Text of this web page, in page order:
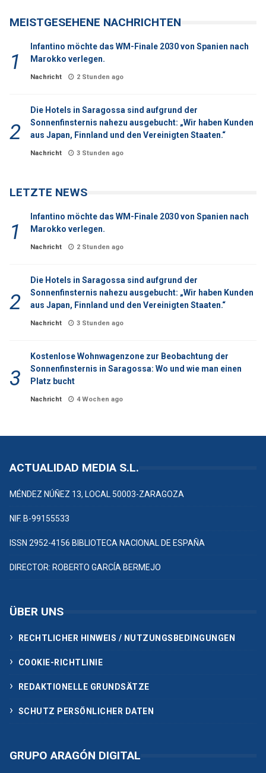
MEISTGESEHENE NACHRICHTEN
Infantino möchte das WM-Finale 2030 von Spanien nach
Marokko verlegen.
Nachricht 2 Stunden ago
Die Hotels in Saragossa sind aufgrund der
Sonnenfinsternis nahezu ausgebucht: „Wir haben Kunden
aus Japan, Finnland und den Vereinigten Staaten.“
Nachricht 3 Stunden ago
LETZTE NEWS
Infantino möchte das WM-Finale 2030 von Spanien nach
Marokko verlegen.
Nachricht 2 Stunden ago
Die Hotels in Saragossa sind aufgrund der
Sonnenfinsternis nahezu ausgebucht: „Wir haben Kunden
aus Japan, Finnland und den Vereinigten Staaten.“
Nachricht 3 Stunden ago
Kostenlose Wohnwagenzone zur Beobachtung der
Sonnenfinsternis in Saragossa: Wo und wie man einen
Platz bucht
Nachricht 4 Wochen ago
ACTUALIDAD MEDIA S.L.
MÉNDEZ NÚÑEZ 13, LOCAL 50003-ZARAGOZA
NIF. B-99155533
ISSN 2952-4156 BIBLIOTECA NACIONAL DE ESPAÑA
DIRECTOR: ROBERTO GARCÍA BERMEJO
ÜBER UNS
RECHTLICHER HINWEIS / NUTZUNGSBEDINGUNGEN
COOKIE-RICHTLINIE
REDAKTIONELLE GRUNDSÄTZE
SCHUTZ PERSÖNLICHER DATEN
GRUPO ARAGÓN DIGITAL